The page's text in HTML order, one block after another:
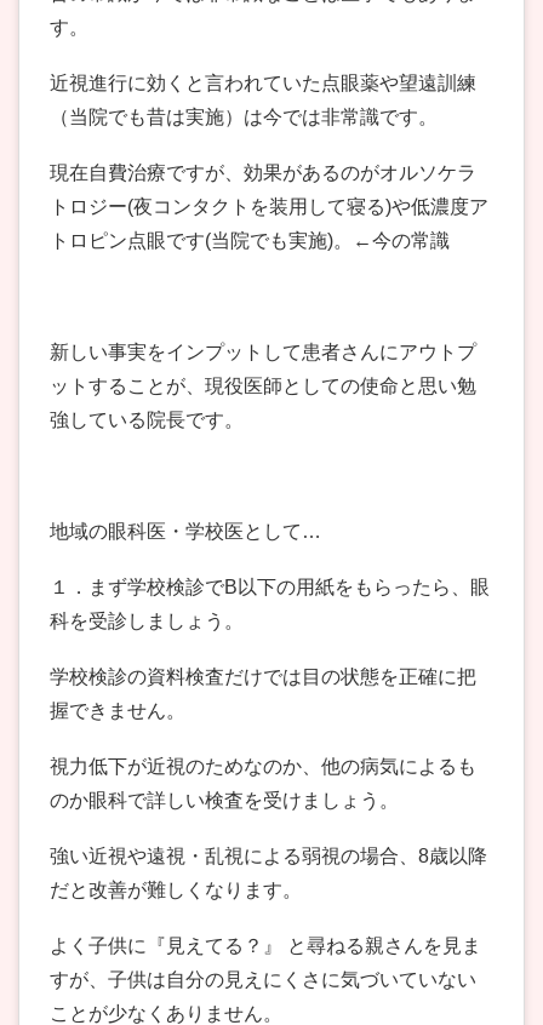
す。
近視進行に効くと言われていた点眼薬や望遠訓練
（当院でも昔は実施）は今では非常識です。
現在自費治療ですが、効果があるのがオルソケラ
トロジー(夜コンタクトを装用して寝る)や低濃度ア
トロピン点眼です(当院でも実施)。←今の常識
新しい事実をインプットして患者さんにアウトプ
ットすることが、現役医師としての使命と思い勉
強している院長です。
地域の眼科医・学校医として…
１．まず学校検診でB以下の用紙をもらったら、眼
科を受診しましょう。
学校検診の資料検査だけでは目の状態を正確に把
握できません。
視力低下が近視のためなのか、他の病気によるも
のか眼科で詳しい検査を受けましょう。
強い近視や遠視・乱視による弱視の場合、8歳以降
だと改善が難しくなります。
よく子供に『見えてる？』 と尋ねる親さんを見ま
すが、子供は自分の見えにくさに気づいていない
ことが少なくありません。